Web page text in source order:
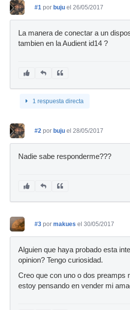
#1 por buju el 26/05/2017
La manera de conectar a un
tambien en la Audient id14 ?
1 respuesta directa
#2 por buju el 28/05/2017
Nadie sabe responderme???
#3 por makues el 30/05/2017
Alguien que haya probado esta
opinion? Tengo curiosidad.
Creo que con uno o dos preamps
estoy pensando en vender mi